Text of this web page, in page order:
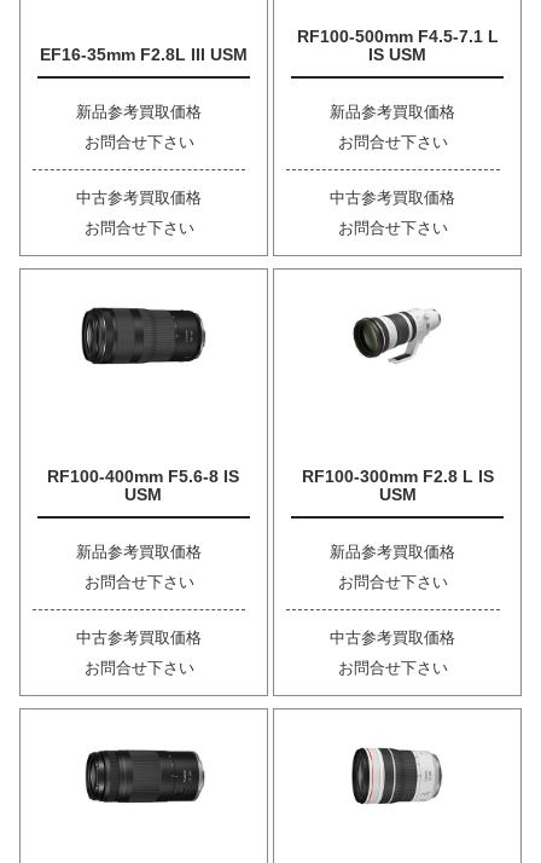
EF16-35mm F2.8L III USM
新品参考買取価格
お問合せ下さい
中古参考買取価格
お問合せ下さい
RF100-500mm F4.5-7.1 L
IS USM
新品参考買取価格
お問合せ下さい
中古参考買取価格
お問合せ下さい
RF100-400mm F5.6-8 IS
USM
新品参考買取価格
お問合せ下さい
中古参考買取価格
お問合せ下さい
RF100-300mm F2.8 L IS
USM
新品参考買取価格
お問合せ下さい
中古参考買取価格
お問合せ下さい